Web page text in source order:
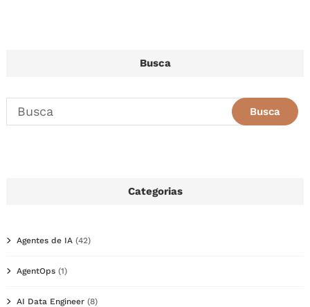
Busca
Categorias
Agentes de IA (42)
AgentOps (1)
AI Data Engineer (8)